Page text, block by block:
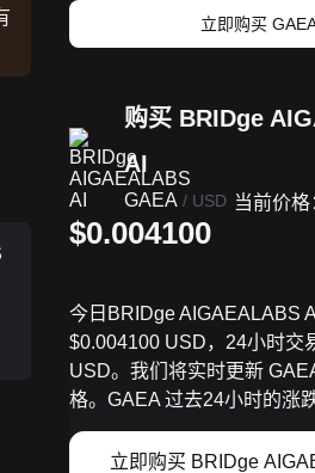
立即购买
购买 BRIDge
AI
GAEA / USD 当前价格
$0.004100
今日BRIDge AIGAEALABS
$0.004100 USD，24小时交
USD。我们将实时更新
格。GAEA 过去24小时的涨
立即购买 BRIDge